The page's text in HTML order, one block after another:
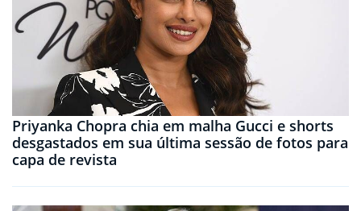
Priyanka Chopra chia em malha Gucci e shorts
desgastados em sua última sessão de fotos para
capa de revista